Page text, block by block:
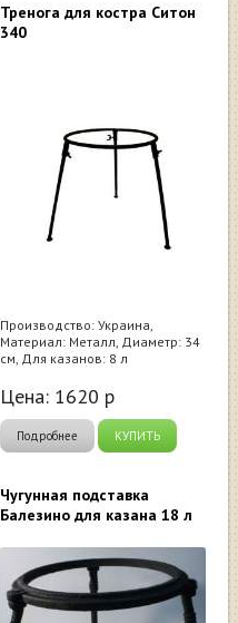
Тренога для костра Ситон
340
Производство: Украина,
Материал: Металл, Диаметр: 34
см, Для казанов: 8 л
Цена: 1620 р
Подробнее КУПИТЬ
Чугунная подставка
Балезино для казана 18 л